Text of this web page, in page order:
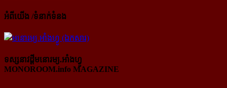
អំពីយើង /ទំនាក់ទំនង
ទស្សនាវដ្ដីមនោរម្យ.អាំងហ្វូ
MONOROOM.info MAGAZINE